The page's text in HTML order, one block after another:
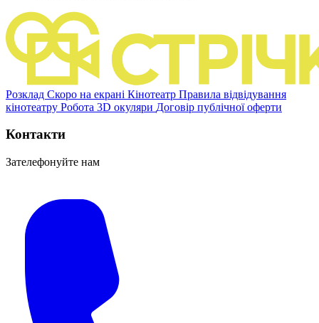
Розклад Скоро на екрані Кінотеатр Правила відвідування
кінотеатру Робота 3D окуляри Договір публічної оферти
Контакти
Зателефонуйте нам